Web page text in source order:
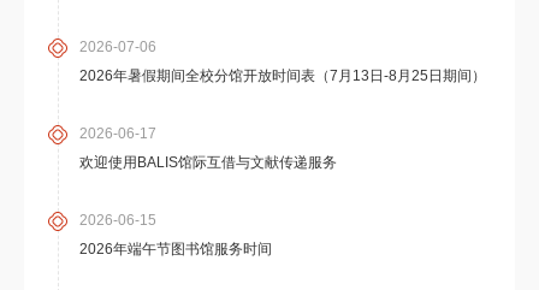
2026-07-06
2026年暑假期间全校分馆开放时间表（7月13日-8月25日期间）
2026-06-17
欢迎使用BALIS馆际互借与文献传递服务
2026-06-15
2026年端午节图书馆服务时间